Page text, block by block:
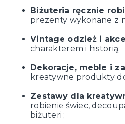
Biżuteria ręcznie
prezenty wykonane z
Vintage odzież i
charakterem i historią;
Dekoracje, meble i
kreatywne produkty
Zestawy dla
robienie świec,
biżuterii;